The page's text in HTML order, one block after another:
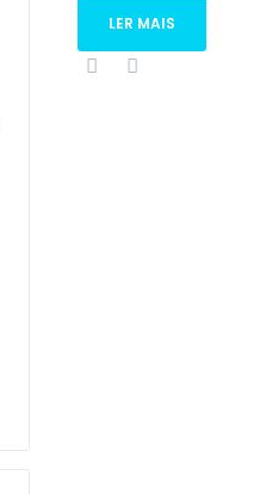
LER MAIS